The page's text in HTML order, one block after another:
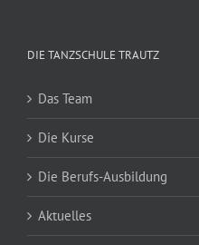
DIE TANZSCHULE TRAUTZ
Das Team
Die Kurse
Die Berufs-Ausbildung
Aktuelles